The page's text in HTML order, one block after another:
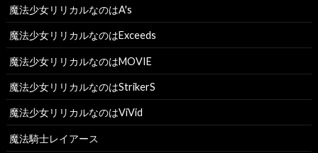
魔法少女リリカルなのはA's
魔法少女リリカルなのはExceeds
魔法少女リリカルなのはMOVIE
魔法少女リリカルなのはStrikerS
魔法少女リリカルなのはViVid
魔法騎士レイアース